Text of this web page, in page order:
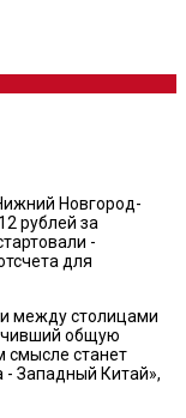
Новгород-
рублей за
-
для
между столицами
общую
смысле станет
- Западный Китай»,